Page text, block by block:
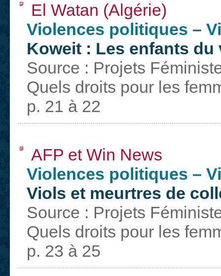
El Watan (Algérie)
Violences politiques –
Koweit : Les enfants du
Source : Projets
Quels droits pour les
p. 21 à 22
AFP et Win News
Violences politiques –
Viols et meurtres de
Source : Projets
Quels droits pour les
p. 23 à 25